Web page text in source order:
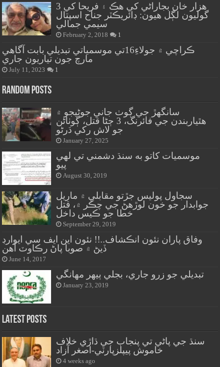
هزار خان بجاراڻي کي هڪ ۽ فريحا کي 3
گوليون لڳل هيون: ڊائريڪٽر جناح اسپتال
سيمي جمالي
February 2, 2018 1
ڪراچي ۾ جولاءِ16تي موسمياتي تبديلي بابت آگاهي
مارچ جون تياريون جاري
July 11, 2023 1
Random Posts
سانگهڙ جي ڳوٺ جاني جوڻيجو ۾
هٿياربندن جي فائرنگ، 3 ڄڻا قتل، ڳوٺاڻن
جو لاش رکي ڌرڻو
January 27, 2025
موسميات کاتو به سنڌ دشمني تي لهي
پيو
August 30, 2019
سجاول پوليس جڙتو مقابلي ۾ ماريل
جوابدار جو خون لوڙهڻ جي چڪر ۾، قتل
خطا جو ڪيس داخل
September 29, 2019
وفاق پاران نئون انڪشاف..!! نئون اين ايف سي ايوارڊ
ڏيڻ ۾ صوبا پاڻ رڪاوٽ آهن
June 14, 2017
تبديلي جو زرو جاري، بجلي ٻيهر مهانگي
January 23, 2019
Latest Posts
سنڌ جي پاڻي تي پنجاب جي ڌاڙي خلاف
خاموش پيپلزپارٽي-اصغر آزاد
4 weeks ago